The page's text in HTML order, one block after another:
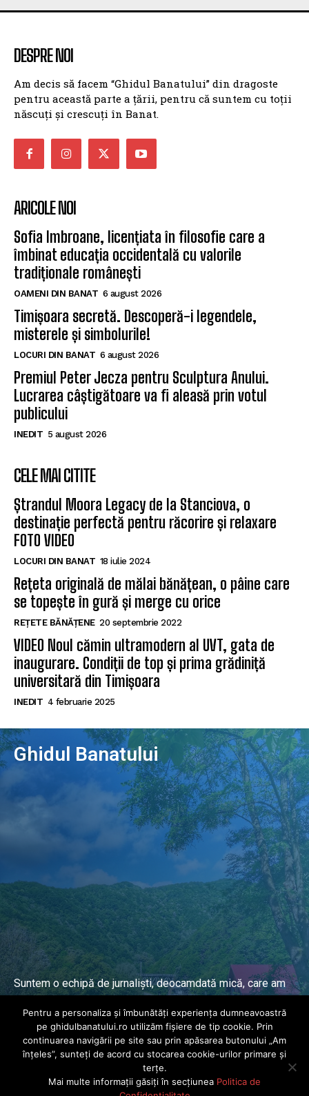
DESPRE NOI
Am decis să facem “Ghidul Banatului” din dragoste
pentru această parte a țării, pentru că suntem cu toții
născuți și crescuți în Banat.
ARICOLE NOI
Sofia Imbroane, licențiata în filosofie care a
îmbinat educația occidentală cu valorile
tradiționale românești
OAMENI DIN BANAT 6 august 2026
Timișoara secretă. Descoperă-i legendele,
misterele și simbolurile!
LOCURI DIN BANAT 6 august 2026
Premiul Peter Jecza pentru Sculptura Anului.
Lucrarea câștigătoare va fi aleasă prin votul
publicului
INEDIT 5 august 2026
CELE MAI CITITE
Ștrandul Moora Legacy de la Stanciova, o
destinație perfectă pentru răcorire și relaxare
FOTO VIDEO
LOCURI DIN BANAT 18 iulie 2024
Rețeta originală de mălai bănățean, o pâine care
se topește în gură și merge cu orice
REȚETE BĂNĂȚENE 20 septembrie 2022
VIDEO Noul cămin ultramodern al UVT, gata de
inaugurare. Condiții de top și prima grădiniță
universitară din Timișoara
INEDIT 4 februarie 2025
Ghidul Banatului
Suntem o echipă de jurnaliști, deocamdată mică, care am
ani.
© Ghidul Banatului 2025. Toate drepturile rezervate · Dezvoltat de
Pentru a personaliza și îmbunătăți experiența dumneavoastră
pe ghidulbanatului.ro utilizăm fișiere de tip cookie. Prin
continuarea navigării pe site sau prin apăsarea butonului „Am
înțeles”, sunteți de acord cu stocarea cookie-urilor primare și
terțe.
Mai multe informații găsiți în secțiunea Politica de